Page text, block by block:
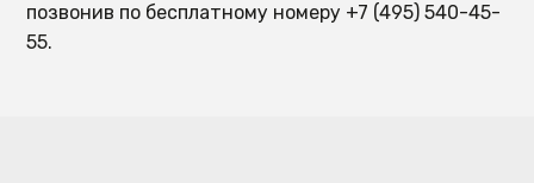
позвонив по бесплатному номеру +7 (495) 540-45-
55.